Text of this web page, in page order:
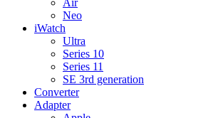
Air
Neo
iWatch
Ultra
Series 10
Series 11
SE 3rd generation
Converter
Adapter